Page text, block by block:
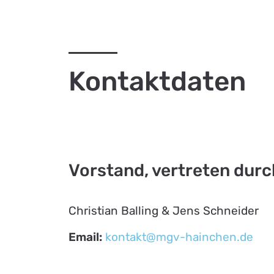
Kontaktdaten
Vorstand, vertreten
Christian Balling & Jens Schneider
Email: kontakt@mgv-hainchen.de